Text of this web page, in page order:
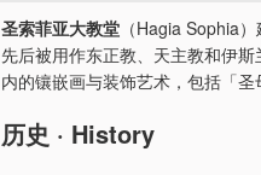
圣索菲亚大教堂 （Hagia Sophia
先后被用作东正教、天主教和伊
内的镶嵌画与装饰艺术，包括「圣
历史 · History